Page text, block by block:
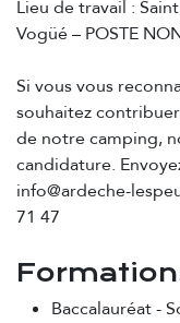
Lieu de travail :
Vogüé – POSTE
Si vous vous
souhaitez
de notre camping,
candidature.
info@ardeche-
71 47
Baccalauréat-